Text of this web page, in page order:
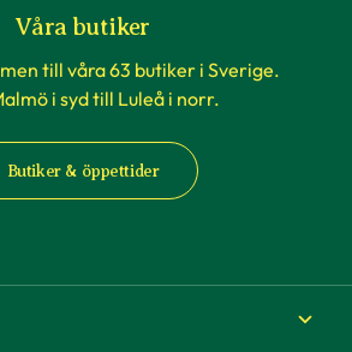
Våra butiker
till våra 63 butiker i Sverige.
i syd till Luleå i norr.
Butiker & öppettider